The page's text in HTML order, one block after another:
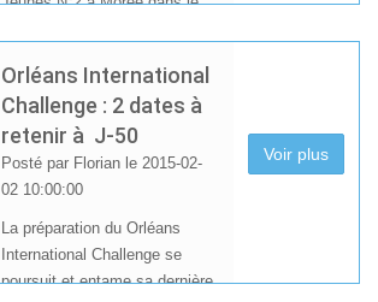
Orléans International
Challenge : 2 dates à
retenir à J-50
Posté par Florian le 2015-02-
02 10:00:00
La préparation du Orléans
International Challenge se
poursuit et entame sa dernière
Voir plus